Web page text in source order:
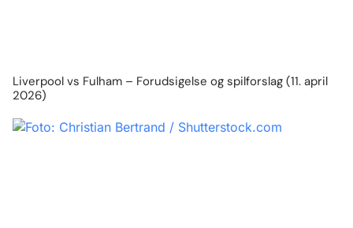
Liverpool vs Fulham – Forudsigelse og spilforslag (11. april
2026)